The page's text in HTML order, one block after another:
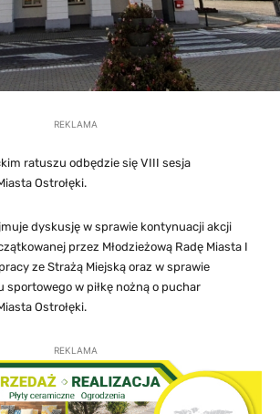
REKLAMA
ratuszu odbędzie się VIII sesja
Ostrołęki.
dyskusję w sprawie kontynuacji akcji
przez Młodzieżową Radę Miasta I
ze Strażą Miejską oraz w sprawie
sportowego w piłkę nożną o puchar
Ostrołęki.
REKLAMA